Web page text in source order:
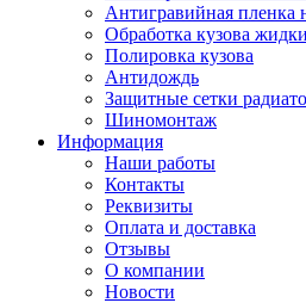
Антигравийная пленка
Обработка кузова
Полировка кузова
Антидождь
Защитные сетки
Шиномонтаж
Информация
Наши работы
Контакты
Реквизиты
Оплата и доставка
Отзывы
О компании
Новости